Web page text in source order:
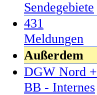
Sendegebiete
431
Meldungen
Außerdem
DGW Nord +
BB - Internes